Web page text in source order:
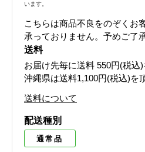
います。
こちらは商品不良をのぞくお
承っておりません。予めご了
送料
お届け先毎に送料 550円(税込)
沖縄県は送料1,100円(税込)を
送料について
配送種別
通常品